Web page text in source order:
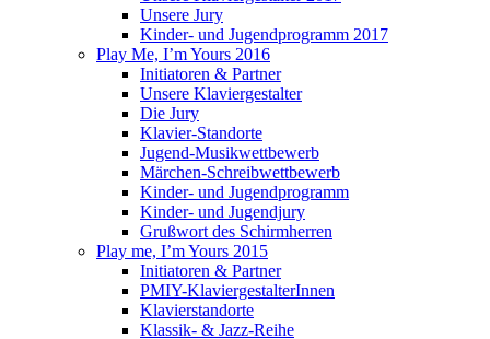
Unsere Jury
Kinder- und Jugendprogramm 2017
Play Me, I’m Yours 2016
Initiatoren & Partner
Unsere Klaviergestalter
Die Jury
Klavier-Standorte
Jugend-Musikwettbewerb
Märchen-Schreibwettbewerb
Kinder- und Jugendprogramm
Kinder- und Jugendjury
Grußwort des Schirmherren
Play me, I’m Yours 2015
Initiatoren & Partner
PMIY-KlaviergestalterInnen
Klavierstandorte
Klassik- & Jazz-Reihe